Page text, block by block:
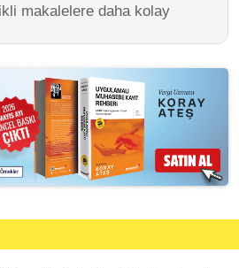
makalelere daha kolay